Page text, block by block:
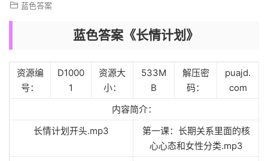
蓝色答案
蓝色答案《长情计划》
资源编
号：
D1000
1
资源大
小：
533M
B
解压密
码：
puajd.
com
内容简介：
长情计划开头.mp3
第一课：长期关系里面的核
心心态和女性分类.mp3